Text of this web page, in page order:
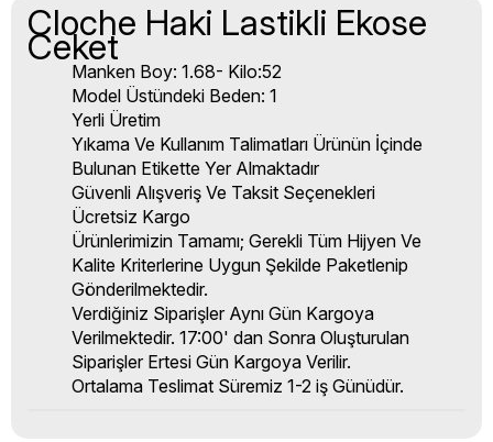
Cloche Haki Lastikli Ekose
Ceket
Manken Boy: 1.68- Kilo:52
Model Üstündeki Beden: 1
Yerli Üretim
Yıkama Ve Kullanım Talimatları Ürünün İçinde
Bulunan Etikette Yer Almaktadır
Güvenli Alışveriş Ve Taksit Seçenekleri
Ücretsiz Kargo
Ürünlerimizin Tamamı; Gerekli Tüm Hijyen Ve
Kalite Kriterlerine Uygun Şekilde Paketlenip
Gönderilmektedir.
Verdiğiniz Siparişler Aynı Gün Kargoya
Verilmektedir. 17:00' dan Sonra Oluşturulan
Siparişler Ertesi Gün Kargoya Verilir.
Ortalama Teslimat Süremiz 1-2 iş Günüdür.